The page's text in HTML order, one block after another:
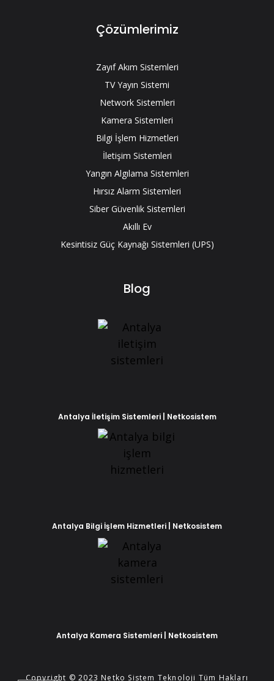
Çözümlerimiz
Zayıf Akım Sistemleri
TV Yayın Sistemi
Network Sistemleri
Kamera Sistemleri
Bilgi İşlem Hizmetleri
İletişim Sistemleri
Yangın Algılama Sistemleri
Hırsız Alarm Sistemleri
Siber Güvenlik Sistemleri
Akıllı Ev
Kesintisiz Güç Kaynağı Sistemleri (UPS)
Blog
Antalya İletişim Sistemleri | Netkosistem
Antalya Bilgi İşlem Hizmetleri | Netkosistem
Antalya Kamera Sistemleri | Netkosistem
Copyright © 2023 Netko Sistem Teknoloji Tüm Hakları
WhatsApp